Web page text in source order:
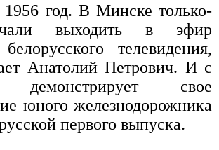
год. В Минске только-
выходить в эфир
телевидения,
Анатолий Петрович. И с
демонстрирует свое
юного железнодорожника
первого выпуска.